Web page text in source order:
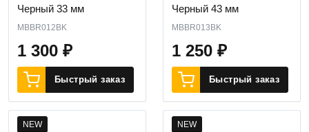
Черный 33 мм
MBBR012BK
1 300 ₽
Быстрый заказ
Черный 43 мм
MBBR013BK
1 250 ₽
Быстрый заказ
NEW NEW